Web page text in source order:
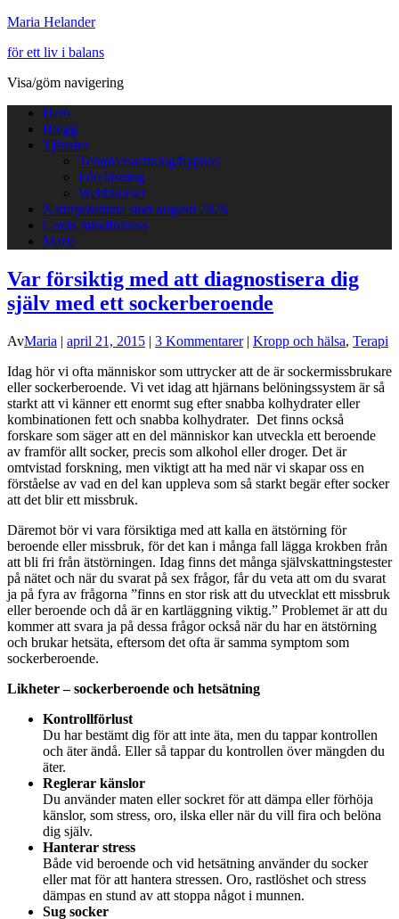
Maria Helander
för ett liv i balans
Visa/göm navigering
Hem
Blogg
Tjänster
Terapi/coachning/hypnos
Föreläsning
Webbkurser
Naturprästinna start augusti 2026
Gratis mindfulness
Maria
Var försiktig med att diagnostisera dig
själv med ett sockerberoende
AvMaria | april 21, 2015 | 3 Kommentarer| Kropp och hälsa, Terapi
Idag hör vi ofta människor som uttrycker att de är sockermissbrukare
eller sockerberoende. Vi vet idag att hjärnans belöningssystem är så
starkt att vi känner ett enormt sug efter snabba kolhydrater eller
kombinationen fett och snabba kolhydrater. Det finns också
forskare som säger att en del människor kan utveckla ett beroende
av framför allt socker, precis som alkohol eller droger. Det är
omtvistad forskning, men viktigt att ha med när vi skapar oss en
förståelse av vad en del kan uppleva som så starkt begär efter socker
att det blir ett missbruk.
Däremot bör vi vara försiktiga med att kalla en ätstörning för
beroende eller missbruk, för det kan i många fall lägga krokben från
att bli fri från ätstörningen. Idag finns det många självskattningstester
på nätet och när du svarat på sex frågor, får du veta att om du svarat
ja på fyra av frågorna ”finns en stor risk att du utvecklat ett missbruk
eller beroende och då är en kartläggning viktig.” Problemet är att du
kommer att svara ja på dessa frågor också när du har en ätstörning
och brukar hetsäta, eftersom det ofta är samma symptom som
sockerberoende.
Likheter – sockerberoende och hetsätning
Kontrollförlust
Du har bestämt dig för att inte äta, men du tappar kontrollen
och äter ändå. Eller så tappar du kontrollen över mängden du
äter.
Reglerar känslor
Du använder maten eller sockret för att dämpa eller förhöja
känslor, som stress, oro, ilska eller när du vill fira och belöna
dig själv.
Hanterar stress
Både vid beroende och vid hetsätning använder du socker
eller mat för att hantera stressen. Oro, rastlöshet och stress
dämpas en stund av att stoppa något i munnen.
Sug socker